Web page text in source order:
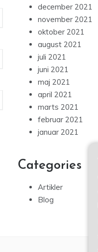
december 2021
november 2021
oktober 2021
august 2021
juli 2021
juni 2021
maj 2021
april 2021
marts 2021
februar 2021
januar 2021
Categories
Artikler
Blog